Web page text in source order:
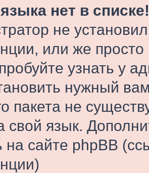
нет в списке!
не
или же
узнать у
нужный
пакета не
свой язык.
на сайте phpBB